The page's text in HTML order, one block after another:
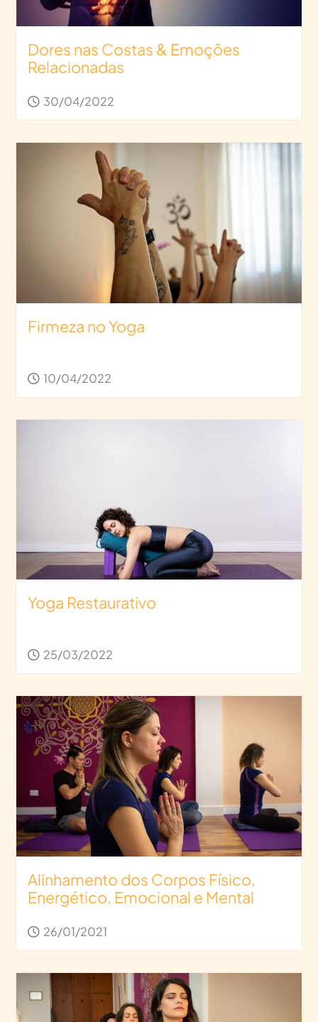
Dores nas Costas & Emoções
Relacionadas
30/04/2022
Firmeza no Yoga
10/04/2022
Yoga Restaurativo
25/03/2022
Alinhamento dos Corpos Físico,
Energético, Emocional e Mental
26/01/2021